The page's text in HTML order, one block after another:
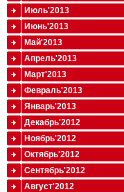
Июль'2013
Июнь'2013
Май'2013
Апрель'2013
Март'2013
Февраль'2013
Январь'2013
Декабрь'2012
Ноябрь'2012
Октябрь'2012
Сентябрь'2012
Август'2012